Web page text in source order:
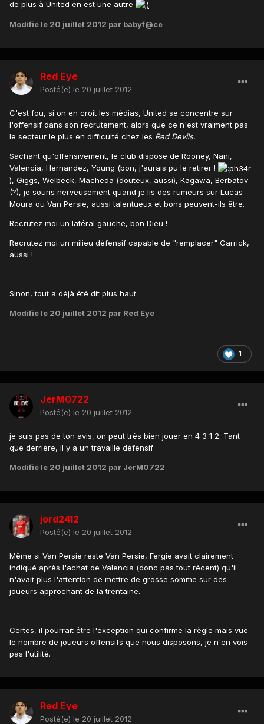
de plus à United en est une autre
Modifié le 20 juillet 2012 par babyf@ce
Red Eye
Posté(e) le 20 juillet 2012
C'est fou, si on en croit les médias, United se concentre sur
l'offensif dans son recrutement, alors que ce n'est vraiment pas
le secteur le plus en difficulté chez les Red Devils.
Sachant qu'offensivement, le club dispose de Rooney, Nani,
Valencia, Hernandez, Young (bon, j'aurais pu le retirer !
), Giggs, Welbeck, Macheda (douteux, aussi), Kagawa, Berbatov
(?), je souris nerveusement quand je lis des rumeurs sur Lucas
Moura ou Van Persie, aussi talentueux et bons peuvent-ils être.
Recrutez moi un latéral gauche, bon Dieu !
Recrutez moi un milieu défensif capable de "remplacer" Carrick,
aussi !
Sinon, tout a déjà été dit plus haut.
Modifié le 20 juillet 2012 par Red Eye
1
JerM0722
Posté(e) le 20 juillet 2012
je suis pas de ton avis, on peut très bien jouer en 4 3 1 2. Tant
que derrière, il y a un travaille défensif
Modifié le 20 juillet 2012 par JerM0722
jord2412
Posté(e) le 20 juillet 2012
Même si Van Persie reste Van Persie, Fergie avait clairement
indiqué après l'achat de Valencia (donc pas tout récent) qu'il
n'avait plus l'attention de mettre de grosse somme sur des
joueurs approchant de la trentaine.
Certes, il pourrait être l'exception qui confirme la règle mais vue
le nombre de joueurs offensifs que nous disposons, je n'en vois
pas l'utilité.
Red Eye
Posté(e) le 20 juillet 2012